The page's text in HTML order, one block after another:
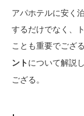
アパホテルに安く
するだけでなく、
ことも重要でござ
ント について解説
ござる。